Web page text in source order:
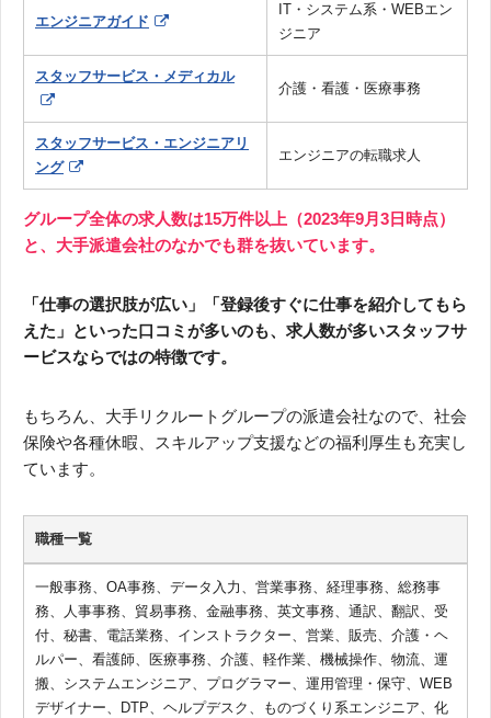
エンジニアガイド
IT・システム系・WEBエン
ジニア
スタッフサービス・メディカル
介護・看護・医療事務
スタッフサービス・エンジニアリ
ング
エンジニアの転職求人
グループ全体の求人数は15万件以上（2023年9月3日時点）
と、大手派遣会社のなかでも群を抜いています。
「仕事の選択肢が広い」「登録後すぐに仕事を紹介してもら
えた」といった口コミが多いのも、求人数が多いスタッフサ
ービスならではの特徴です。
もちろん、大手リクルートグループの派遣会社なので、社会
保険や各種休暇、スキルアップ支援などの福利厚生も充実し
ています。
職種一覧
一般事務、OA事務、データ入力、営業事務、経理事務、総務事
務、人事事務、貿易事務、金融事務、英文事務、通訳、翻訳、受
付、秘書、電話業務、インストラクター、営業、販売、介護・ヘ
ルパー、看護師、医療事務、介護、軽作業、機械操作、物流、運
搬、システムエンジニア、プログラマー、運用管理・保守、WEB
デザイナー、DTP、ヘルプデスク、ものづくり系エンジニア、化